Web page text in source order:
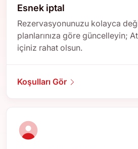
Esnek iptal
Rezervasyonunuzu kolayca
planlarınıza göre güncelleyin;
içiniz rahat olsun.
Koşulları Gör